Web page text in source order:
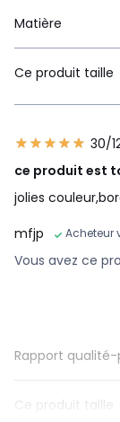
Matière
Ce produit taille
30/
ce produit est
jolies
mfjp
Acheteur
Vous avez ce
Rapport qualité-
Ce produit taille